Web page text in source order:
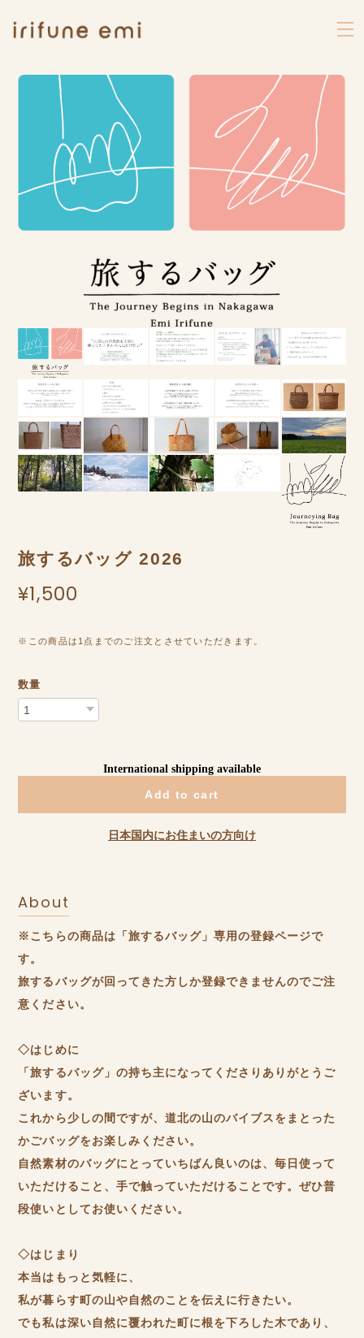
旅するバッグ 2026
¥1,500
※この商品は1点までのご注文とさせていただきます。
数量
International shipping available
Add to cart
日本国内にお住まいの方向け
About
※こちらの商品は「旅するバッグ」専用の登録ページで
す。
旅するバッグが回ってきた方しか登録できませんのでご注
意ください。
◇はじめに
「旅するバッグ」の持ち主になってくださりありがとうご
ざいます。
これから少しの間ですが、道北の山のバイブスをまとった
かごバッグをお楽しみください。
自然素材のバッグにとっていちばん良いのは、毎日使って
いただけること、手で触っていただけることです。ぜひ普
段使いとしてお使いください。
◇はじまり
本当はもっと気軽に、
私が暮らす町の山や自然のことを伝えに行きたい。
でも私は深い自然に覆われた町に根を下ろした木であり、